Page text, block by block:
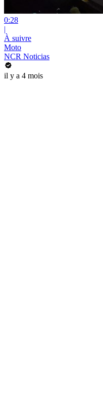
0:28
|
À suivre
Moto
NCR Noticias
il y a 4 mois